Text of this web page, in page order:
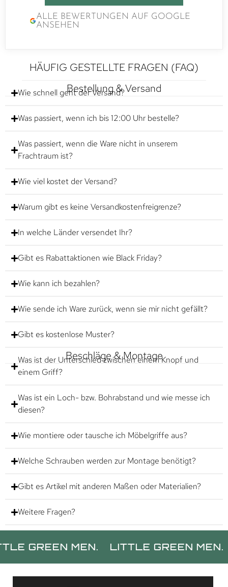
ALLE BEWERTUNGEN AUF GOOGLE
ANSEHEN
HÄUFIG GESTELLTE FRAGEN (FAQ)
Bestellung & Versand
Wie schnell geht der Versand?
Was passiert, wenn ich bis 12:00 Uhr bestelle?
Was passiert, wenn die Ware nicht in unserem
Frachtraum ist?
Wie viel kostet der Versand?
Warum gibt es keine Versandkostenfreigrenze?
In welche Länder versendet Ihr?
Gibt es Rabattaktionen wie Black Friday?
Wie kann ich bezahlen?
Wie sende ich Ware zurück, wenn sie mir nicht gefällt?
Gibt es kostenlose Muster?
Beschläge & Montage
Was ist der Unterschied zwischen einem Knopf und
einem Griff?
Was ist ein Loch- bzw. Bohrabstand und wie messe ich
diesen?
Wie montiere oder tausche ich Möbelgriffe aus?
Welche Schrauben werden zur Montage benötigt?
Gibt es Artikel mit anderen Maßen oder Materialien?
Weitere Fragen?
MEN. LITTLE GREEN MEN.